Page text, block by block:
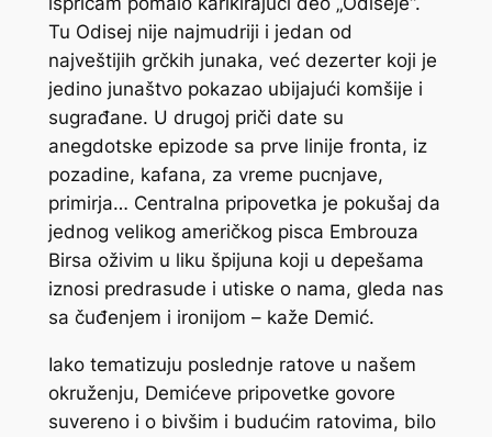
Tu Odisej nije najmudriji i jedan od
najveštijih grčkih junaka, već dezerter koji je
jedino junaštvo pokazao ubijajući komšije i
sugrađane. U drugoj priči date su
anegdotske epizode sa prve linije fronta, iz
pozadine, kafana, za vreme pucnjave,
primirja… Centralna pripovetka je pokušaj da
jednog velikog američkog pisca Embrouza
Birsa oživim u liku špijuna koji u depešama
iznosi predrasude i utiske o nama, gleda nas
sa čuđenjem i ironijom – kaže Demić.
Iako tematizuju poslednje ratove u našem
okruženju, Demićeve pripovetke govore
suvereno i o bivšim i budućim ratovima, bilo